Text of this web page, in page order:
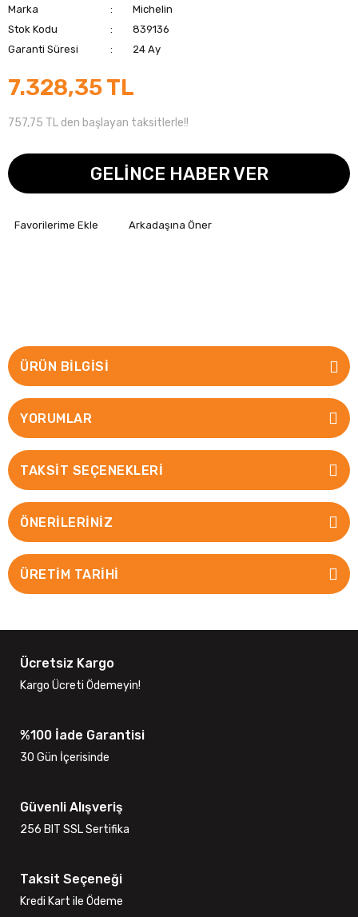
Marka
Michelin
Stok Kodu
839136
Garanti Süresi
24 Ay
7.328,35 TL
757,75 TL den başlayan taksitlerle!!
GELİNCE HABER VER
Arkadaşına Öner
ÜRÜN BILGISI
YORUMLAR
TAKSIT SEÇENEKLERI
ÖNERILERINIZ
ÜRETİM TARİHİ
Ücretsiz Kargo
Kargo Ücreti Ödemeyin!
%100 İade Garantisi
30 Gün İçerisinde
Güvenli Alışveriş
256 BIT SSL Sertifika
Taksit Seçeneği
Kredi Kart ile Ödeme